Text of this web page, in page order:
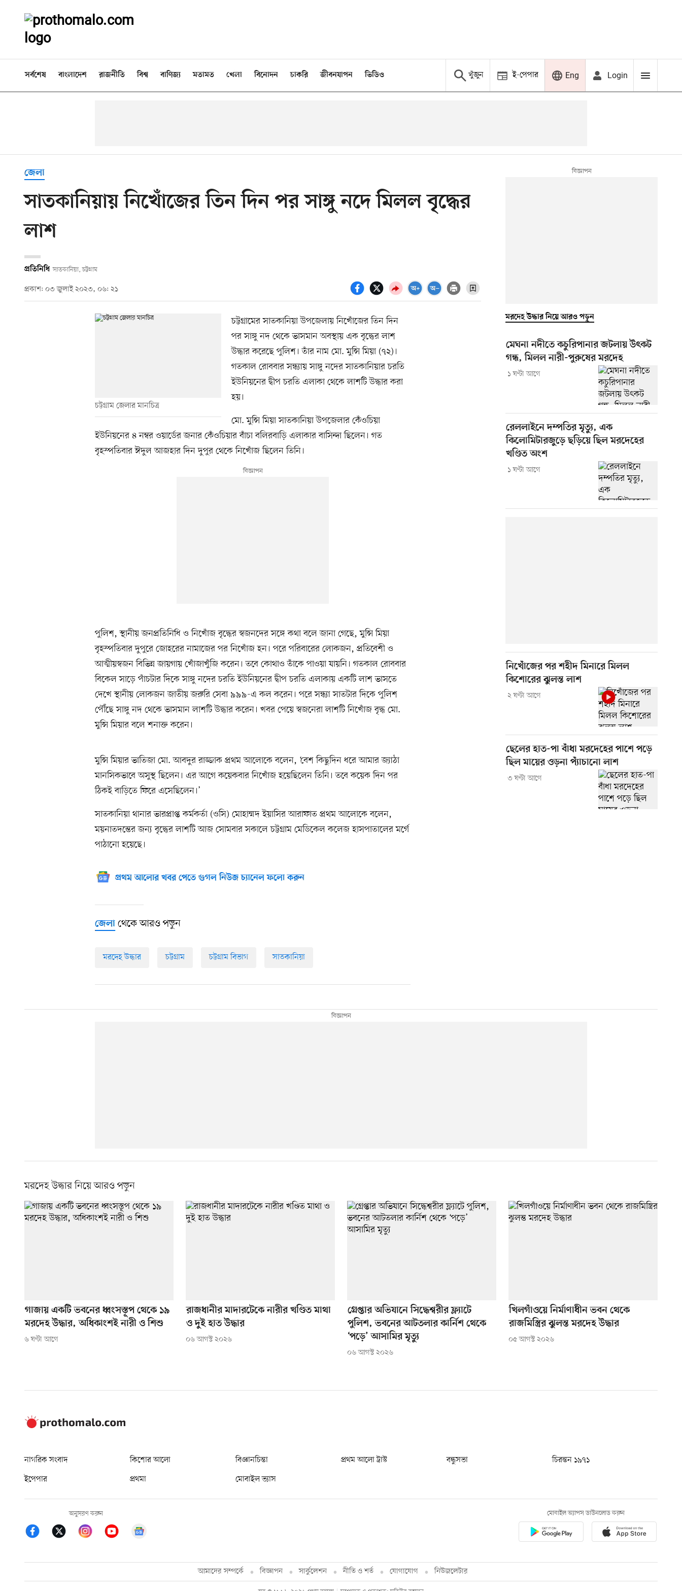
সর্বশেষ বাংলাদেশ রাজনীতি বিশ্ব বাণিজ্য মতামত খেলা বিনোদন চাকরি জীবনযাপন ভিডিও খুঁজুন ই-পেপার Eng Login
জেলা
সাতকানিয়ায় নিখোঁজের তিন দিন পর সাঙ্গু নদে মিলল বৃদ্ধের
লাশ
প্রতিনিধি সাতকানিয়া, চট্টগ্রাম
প্রকাশ: ০৩ জুলাই ২০২৩, ০৬: ২১
চট্টগ্রাম জেলার মানচিত্র
চট্টগ্রামের সাতকানিয়া উপজেলায় নিখোঁজের তিন দিন
পর সাঙ্গু নদ থেকে ভাসমান অবস্থায় এক বৃদ্ধের লাশ
উদ্ধার করেছে পুলিশ। তাঁর নাম মো. মুন্সি মিয়া (৭২)।
গতকাল রোববার সন্ধ্যায় সাঙ্গু নদের সাতকানিয়ার চরতি
ইউনিয়নের দ্বীপ চরতি এলাকা থেকে লাশটি উদ্ধার করা
হয়।
মো. মুন্সি মিয়া সাতকানিয়া উপজেলার কেঁওচিয়া
ইউনিয়নের ৪ নম্বর ওয়ার্ডের জনার কেঁওচিয়ার বাঁচা বলিরবাড়ি এলাকার বাসিন্দা ছিলেন। গত
বৃহস্পতিবার ঈদুল আজহার দিন দুপুর থেকে নিখোঁজ ছিলেন তিনি।
পুলিশ, স্থানীয় জনপ্রতিনিধি ও নিখোঁজ বৃদ্ধের স্বজনদের সঙ্গে কথা বলে জানা গেছে, মুন্সি মিয়া
বৃহস্পতিবার দুপুরে জোহরের নামাজের পর নিখোঁজ হন। পরে পরিবারের লোকজন, প্রতিবেশী ও
আত্মীয়স্বজন বিভিন্ন জায়গায় খোঁজাখুঁজি করেন। তবে কোথাও তাঁকে পাওয়া যায়নি। গতকাল রোববার
বিকেল সাড়ে পাঁচটার দিকে সাঙ্গু নদের চরতি ইউনিয়নের দ্বীপ চরতি এলাকায় একটি লাশ ভাসতে
দেখে স্থানীয় লোকজন জাতীয় জরুরি সেবা ৯৯৯-এ কল করেন। পরে সন্ধ্যা সাতটার দিকে পুলিশ
পৌঁছে সাঙ্গু নদ থেকে ভাসমান লাশটি উদ্ধার করেন। খবর পেয়ে স্বজনেরা লাশটি নিখোঁজ বৃদ্ধ মো.
মুন্সি মিয়ার বলে শনাক্ত করেন।
মুন্সি মিয়ার ভাতিজা মো. আবদুর রাজ্জাক প্রথম আলোকে বলেন, ‘বেশ কিছুদিন ধরে আমার জ্যাঠা
মানসিকভাবে অসুস্থ ছিলেন। এর আগে কয়েকবার নিখোঁজ হয়েছিলেন তিনি। তবে কয়েক দিন পর
ঠিকই বাড়িতে ফিরে এসেছিলেন।’
সাতকানিয়া থানার ভারপ্রাপ্ত কর্মকর্তা (ওসি) মোহাম্মদ ইয়াসির আরাফাত প্রথম আলোকে বলেন,
ময়নাতদন্তের জন্য বৃদ্ধের লাশটি আজ সোমবার সকালে চট্টগ্রাম মেডিকেল কলেজ হাসপাতালের মর্গে
পাঠানো হয়েছে।
প্রথম আলোর খবর পেতে গুগল নিউজ চ্যানেল ফলো করুন
জেলা থেকে আরও পড়ুন
মরদেহ উদ্ধার চট্টগ্রাম চট্টগ্রাম বিভাগ সাতকানিয়া
মরদেহ উদ্ধার নিয়ে আরও পড়ুন
মেঘনা নদীতে কচুরিপানার জটলায় উৎকট
গন্ধ, মিলল নারী-পুরুষের মরদেহ
১ ঘণ্টা আগে
রেললাইনে দম্পতির মৃত্যু, এক
কিলোমিটারজুড়ে ছড়িয়ে ছিল মরদেহের
খণ্ডিত অংশ
১ ঘণ্টা আগে
নিখোঁজের পর শহীদ মিনারে মিলল
কিশোরের ঝুলন্ত লাশ
২ ঘণ্টা আগে
ছেলের হাত-পা বাঁধা মরদেহের পাশে পড়ে
ছিল মায়ের ওড়না প্যাঁচানো লাশ
৩ ঘণ্টা আগে
মরদেহ উদ্ধার নিয়ে আরও পড়ুন
গাজায় একটি ভবনের ধ্বংসস্তূপ থেকে ১৯
মরদেহ উদ্ধার, অধিকাংশই নারী ও শিশু
৬ ঘণ্টা আগে
রাজধানীর মাদারটেকে নারীর খণ্ডিত মাথা
ও দুই হাত উদ্ধার
০৬ আগস্ট ২০২৬
গ্রেপ্তার অভিযানে সিদ্ধেশ্বরীর ফ্ল্যাটে
পুলিশ, ভবনের আটতলার কার্নিশ থেকে
‘পড়ে’ আসামির মৃত্যু
০৬ আগস্ট ২০২৬
খিলগাঁওয়ে নির্মাণাধীন ভবন থেকে
রাজমিস্ত্রির ঝুলন্ত মরদেহ উদ্ধার
০৫ আগস্ট ২০২৬
নাগরিক সংবাদ কিশোর আলো বিজ্ঞানচিন্তা প্রথম আলো ট্রাস্ট বন্ধুসভা
চিরন্তন ১৯৭১
ইপেপার
প্রথমা মোবাইল ভ্যাস
অনুসরণ করুন মোবাইল অ্যাপস ডাউনলোড করুন
আমাদের সম্পর্কে বিজ্ঞাপন সার্কুলেশন নীতি ও শর্ত যোগাযোগ নিউজলেটার